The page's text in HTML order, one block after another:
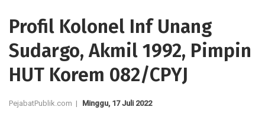
Profil Kolonel Inf Unang
Sudargo, Akmil 1992, Pimpin
HUT Korem 082/CPYJ
PejabatPublik.com | Minggu, 17 Juli 2022